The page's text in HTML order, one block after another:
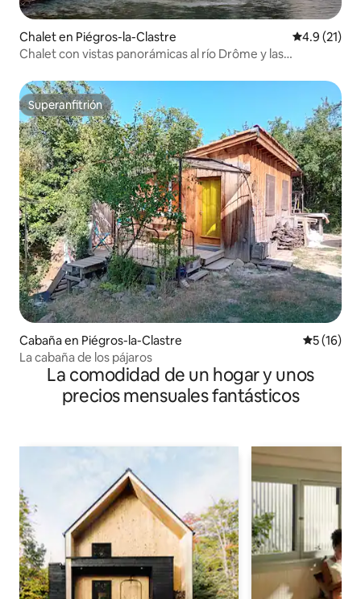
Chalet en Piégros-la-Clastre Calificación
4.9 (21)
Chalet con vistas panorámicas al río Drôme y las
Superanfitrión
Superanfitrión
Cabaña en Piégros-la-Clastre
5 (16)
La cabaña de los pájaros
La comodidad de un hogar y unos
precios mensuales fantásticos